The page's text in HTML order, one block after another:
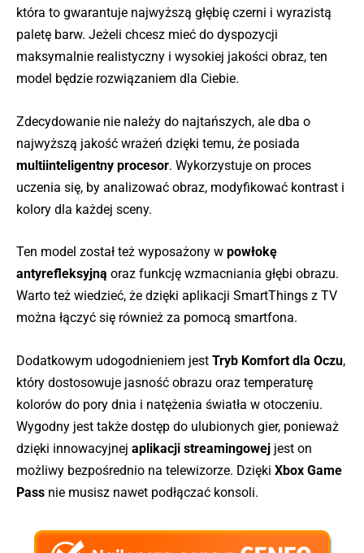
która to gwarantuje najwyższą głębię czerni i wyrazistą
paletę barw. Jeżeli chcesz mieć do dyspozycji
maksymalnie realistyczny i wysokiej jakości obraz, ten
model będzie rozwiązaniem dla Ciebie.
Zdecydowanie nie należy do najtańszych, ale dba o
najwyższą jakość wrażeń dzięki temu, że posiada
multiinteligentny procesor. Wykorzystuje on proces
uczenia się, by analizować obraz, modyfikować kontrast i
kolory dla każdej sceny.
Ten model został też wyposażony w powłokę
antyrefleksyjną oraz funkcję wzmacniania głębi obrazu.
Warto też wiedzieć, że dzięki aplikacji SmartThings z TV
można łączyć się również za pomocą smartfona.
Dodatkowym udogodnieniem jest Tryb Komfort dla Oczu,
który dostosowuje jasność obrazu oraz temperaturę
kolorów do pory dnia i natężenia światła w otoczeniu.
Wygodny jest także dostęp do ulubionych gier, ponieważ
dzięki innowacyjnej aplikacji streamingowej jest on
możliwy bezpośrednio na telewizorze. Dzięki Xbox Game
Pass nie musisz nawet podłączać konsoli.